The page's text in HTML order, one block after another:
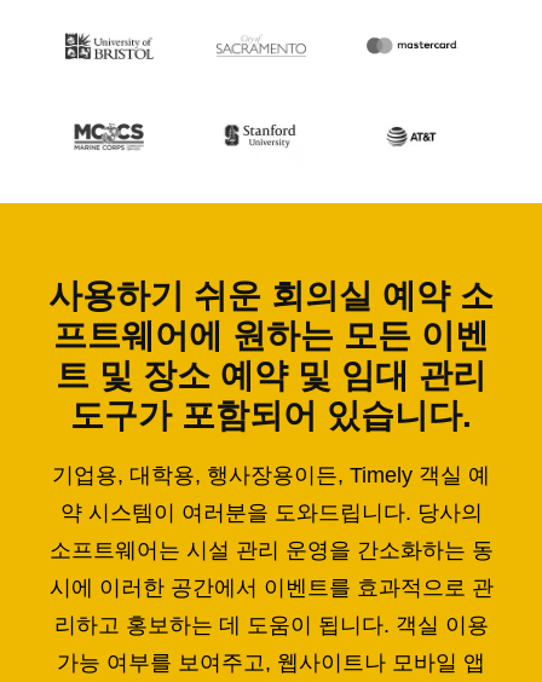
사용하기 쉬운 회의실 예약 소
프트웨어에 원하는 모든 이벤
트 및 장소 예약 및 임대 관리
도구가 포함되어 있습니다.
기업용, 대학용, 행사장용이든, Timely 객실 예
약 시스템이 여러분을 도와드립니다. 당사의
소프트웨어는 시설 관리 운영을 간소화하는 동
시에 이러한 공간에서 이벤트를 효과적으로 관
리하고 홍보하는 데 도움이 됩니다. 객실 이용
가능 여부를 보여주고, 웹사이트나 모바일 앱